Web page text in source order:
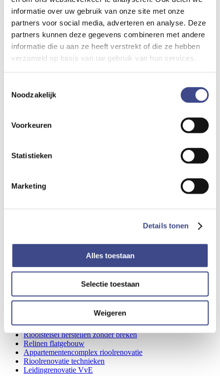
informatie over uw gebruik van onze site met onze
partners voor social media, adverteren en analyse. Deze
partners kunnen deze gegevens combineren met andere
informatie die u aan ze heeft verstrekt of die ze hebben
verzameld op basis van uw gebruik van hun services.
Noodzakelijk
Voorkeuren
Statistieken
Marketing
Details tonen
Alles toestaan
Selectie toestaan
Weigeren
Wij zijn ook te volgen op:
AVG
Privacy policy
Cookie policy
Algemene voorwaarden
© 2019 Tubus System |
Een afvoerleiding repareren
Relinen voor vve beheerders
Spuittechniek vs koustechniek
Camera-inspectie voor conditiemeting riolering
Leidingrenovatie industrie
Standleiding VvE
Standleiding repareren
Leindingrenovatie woningcorporatie
Leidingrenovatie vastgoedbeheerders
Rioolrenovatie met Tubus System
Camera onderzoek rioolstelsel
Rioolstelsel herstellen zonder breken
Relinen flatgebouw
Appartementencomplex rioolrenovatie
Rioolrenovatie technieken
Leidingrenovatie VvE